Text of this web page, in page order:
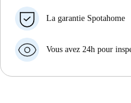
La garantie Spotahome
préavis, nous allons soit
soit (B) vous rembourser
Vous avez 24h pour